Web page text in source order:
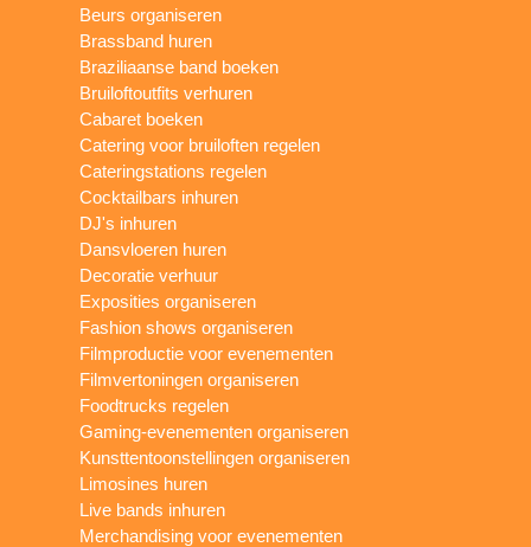
Beurs organiseren
Brassband huren
Braziliaanse band boeken
Bruiloftoutfits verhuren
Cabaret boeken
Catering voor bruiloften regelen
Cateringstations regelen
Cocktailbars inhuren
DJ's inhuren
Dansvloeren huren
Decoratie verhuur
Exposities organiseren
Fashion shows organiseren
Filmproductie voor evenementen
Filmvertoningen organiseren
Foodtrucks regelen
Gaming-evenementen organiseren
Kunsttentoonstellingen organiseren
Limosines huren
Live bands inhuren
Merchandising voor evenementen